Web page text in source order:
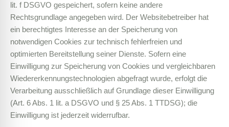
lit. f DSGVO gespeichert, sofern keine andere
Rechtsgrundlage angegeben wird. Der Websitebetreiber hat
ein berechtigtes Interesse an der Speicherung von
notwendigen Cookies zur technisch fehlerfreien und
optimierten Bereitstellung seiner Dienste. Sofern eine
Einwilligung zur Speicherung von Cookies und vergleichbaren
Wiedererkennungstechnologien abgefragt wurde, erfolgt die
Verarbeitung ausschließlich auf Grundlage dieser Einwilligung
(Art. 6 Abs. 1 lit. a DSGVO und § 25 Abs. 1 TTDSG); die
Einwilligung ist jederzeit widerrufbar.